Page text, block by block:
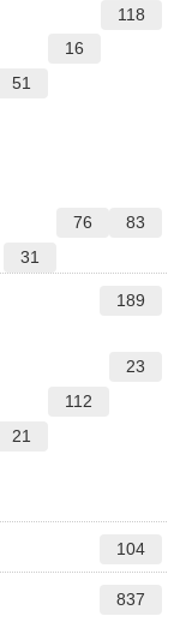
118
16
51
83
76
31
189
23
112
21
104
837